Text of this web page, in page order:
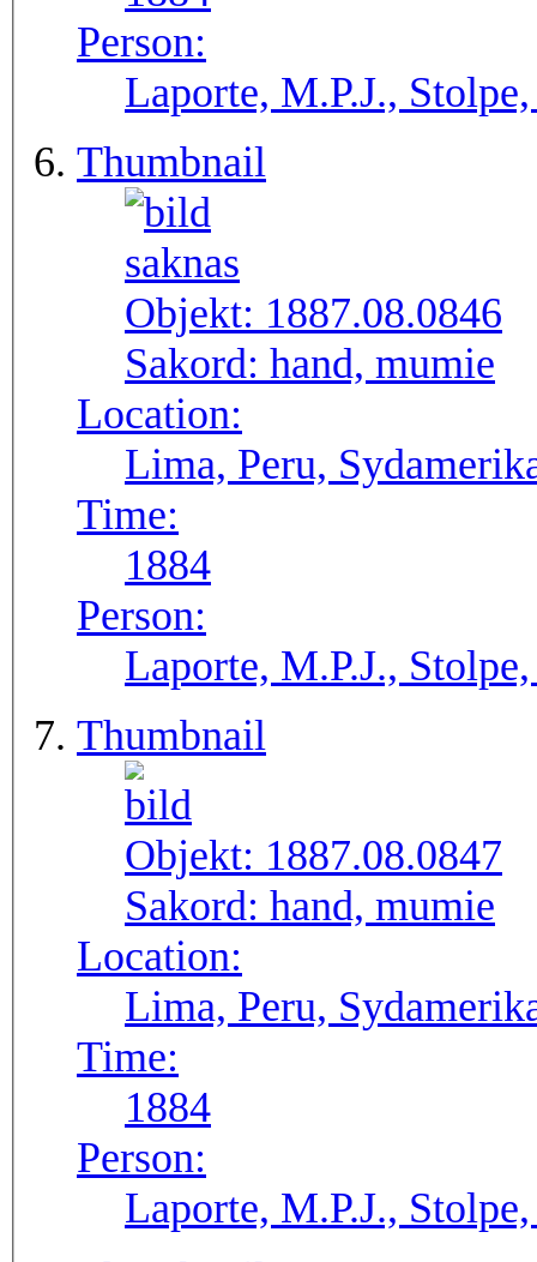
Person:
Laporte, M.P.J.,
Thumbnail
Objekt: 1887.08.0846
Sakord: hand, mumie
Location:
Lima, Peru,
Time:
1884
Person:
Laporte, M.P.J.,
Thumbnail
Objekt: 1887.08.0847
Sakord: hand, mumie
Location:
Lima, Peru,
Time:
1884
Person:
Laporte, M.P.J.,